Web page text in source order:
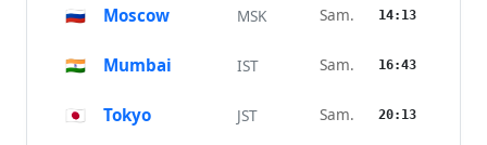
🇷🇺 Moscow MSK Sam. 14:13
🇮🇳 Mumbai IST Sam. 16:43
🇯🇵 Tokyo JST Sam. 20:13